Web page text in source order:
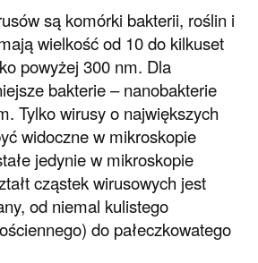
są komórki bakterii, roślin i
wielkość od 10 do kilkuset
powyżej 300 nm. Dla
bakterie – nanobakterie
Tylko wirusy o największych
widoczne w mikroskopie
jedynie w mikroskopie
cząstek wirusowych jest
od niemal kulistego
do pałeczkowatego